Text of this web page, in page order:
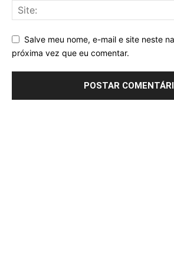
Salve meu nome, e-mail e site neste
próxima vez que eu comentar.